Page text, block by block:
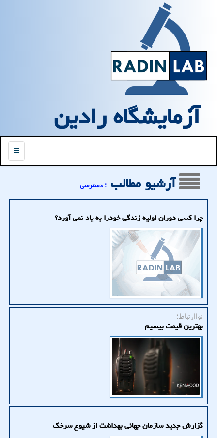
آزمایشگاه رادین
منو
آرشیو مطالب : دسترسی
چرا کسی دوران اولیه زندگی خودرا به یاد نمی آورد؟
نواارتباط؛
بهترین قیمت بیسیم
گزارش جدید سازمان جهانی بهداشت از شیوع سرخک